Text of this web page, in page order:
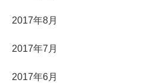
2017年8月
2017年7月
2017年6月